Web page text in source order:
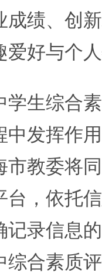
成绩、创
好与个人
综合素
中发挥作
市教委将
台，依托
记录信息
综合素质